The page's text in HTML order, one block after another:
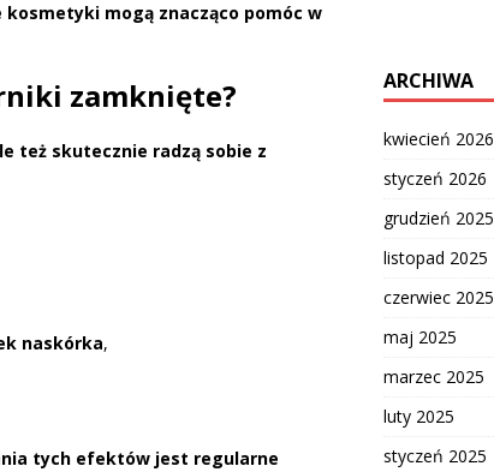
mogą znacząco pomóc w
zamknięte?
też skutecznie radzą sobie z
naskórka,
tych efektów jest regularne
ARCHIWA
kwiecień 2026
styczeń 2026
grudzień 2025
listopad 2025
czerwiec 2025
maj 2025
marzec 2025
luty 2025
styczeń 2025